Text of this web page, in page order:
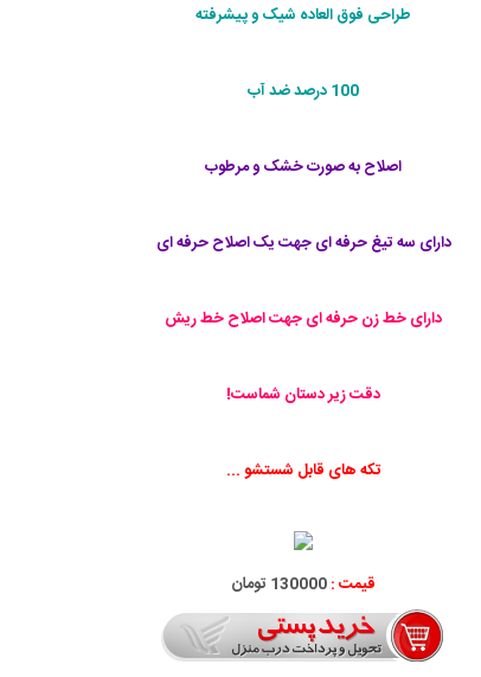
طراحی فوق العاده شیک و پيشرفته
100 درصد ضد آب
اصلاح به صورت خشک و مرطوب
دارای سه تیغ حرفه ای جهت یک اصلاح حرفه ای
دارای خط زن حرفه ای جهت اصلاح خط ریش
دقت زير دستان شماست!
تكه های قابل شستشو ...
قیمت :130000 تومان